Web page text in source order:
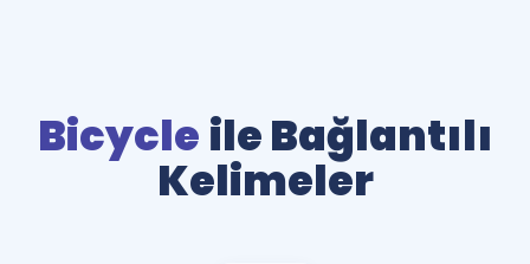
Bicycle ile Bağlantılı
Kelimeler